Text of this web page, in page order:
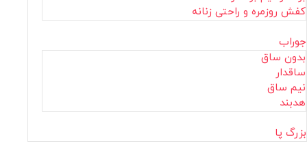
کفش روزمره و راحتی زنانه
جوراب
بدون ساق
ساقدار
نیم ساق
هدبند
بزرگ پا